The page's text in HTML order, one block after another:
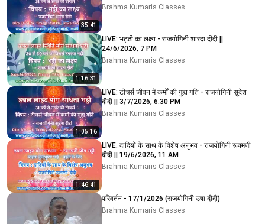
35:41
Brahma Kumaris Classes
1:16:31
LIVE: भट्ठी का लक्ष्य - राजयोगिनी शारदा दीदी ||
24/6/2026, 7 PM
Brahma Kumaris Classes
1:05:16
LIVE: टीचर्स जीवन में कर्मों की गुह्य गति - राजयोगिनी सुदेश
दीदी || 3/7/2026, 6.30 PM
Brahma Kumaris Classes
1:46:41
LIVE: दादियों के साथ के विशेष अनुभव - राजयोगिनी रूक्मणी
दीदी || 19/6/2026, 11 AM
Brahma Kumaris Classes
परिवर्तन - 17/1/2026 (राजयोगिनी उषा दीदी)
Brahma Kumaris Classes